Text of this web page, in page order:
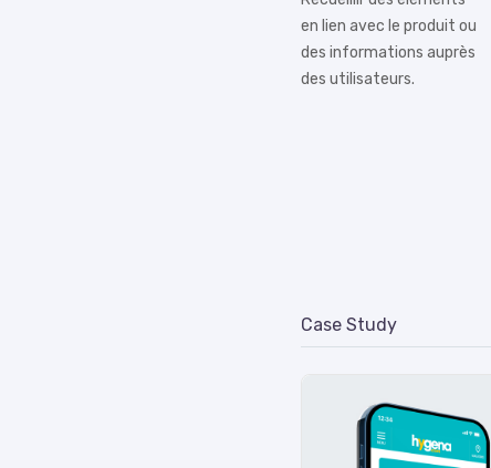
en lien avec le produit ou
des informations auprès
des utilisateurs.
Case Study